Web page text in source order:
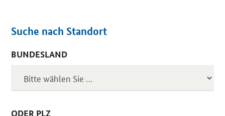
Suche nach Standort
BUNDESLAND
ODER PLZ